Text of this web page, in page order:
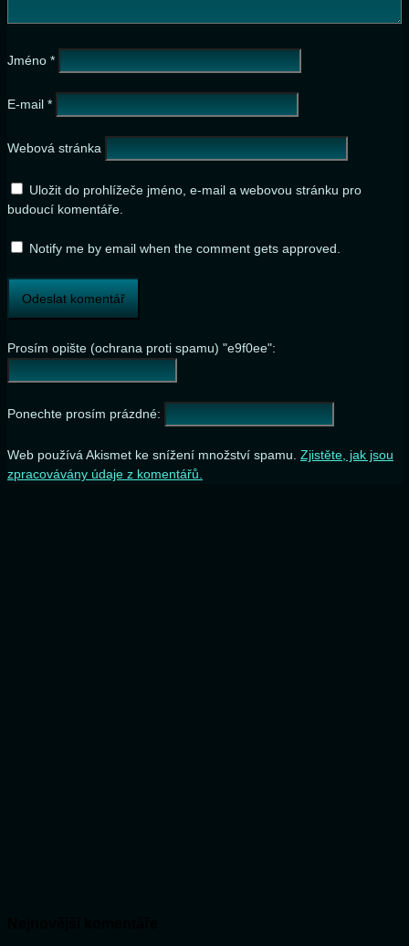
Jméno *
E-mail *
Webová stránka
Uložit do prohlížeče jméno, e-mail a webovou stránku pro
budoucí komentáře.
Notify me by email when the comment gets approved.
Prosím opište (ochrana proti spamu) "e9f0ee":
Ponechte prosím prázdné:
Web používá Akismet ke snížení množství spamu. Zjistěte, jak jsou
zpracovávány údaje z komentářů.